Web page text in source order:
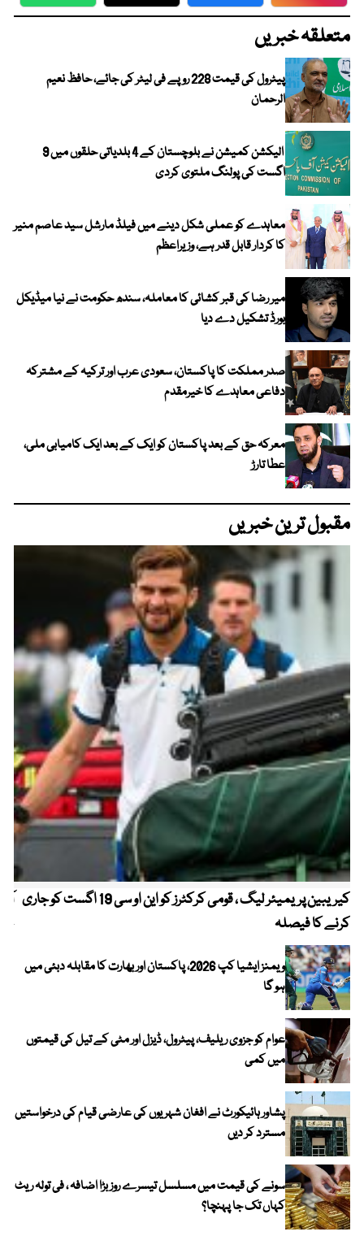
متعلقہ خبریں
پیٹرول کی قیمت 228 روپے فی لیٹر کی جائے، حافظ نعیم
الرحمان
الیکشن کمیشن نے بلوچستان کے 4 بلدیاتی حلقوں میں 9
اگست کی پولنگ ملتوی کردی
معاہدے کو عملی شکل دینے میں فیلڈ مارشل سید عاصم منیر
کا کردار قابل قدر ہے، وزیراعظم
میر رضا کی قبر کشائی کا معاملہ، سندھ حکومت نے نیا میڈیکل
بورڈ تشکیل دے دیا
صدر مملکت کا پاکستان، سعودی عرب اور ترکیہ کے مشترکہ
دفاعی معاہدے کا خیرمقدم
معرکہ حق کے بعد پاکستان کو ایک کے بعد ایک کامیابی ملی،
عطا تارڑ
مقبول ترین خبریں
کیریبین پریمیئر لیگ ، قومی کرکٹرز کو این او سی 19 اگست کو جاری
کرنے کا فیصلہ
ویمنز ایشیا کپ 2026، پاکستان اور بھارت کا مقابلہ دبئی میں
ہو گا
عوام کو جزوی ریلیف، پیٹرول، ڈیزل اور مٹی کے تیل کی قیمتوں
میں کمی
پشاور ہائیکورٹ نے افغان شہریوں کی عارضی قیام کی درخواستیں
مسترد کر دیں
سونے کی قیمت میں مسلسل تیسرے روز بڑا اضافہ ، فی تولہ ریٹ
کہاں تک جا پہنچا؟